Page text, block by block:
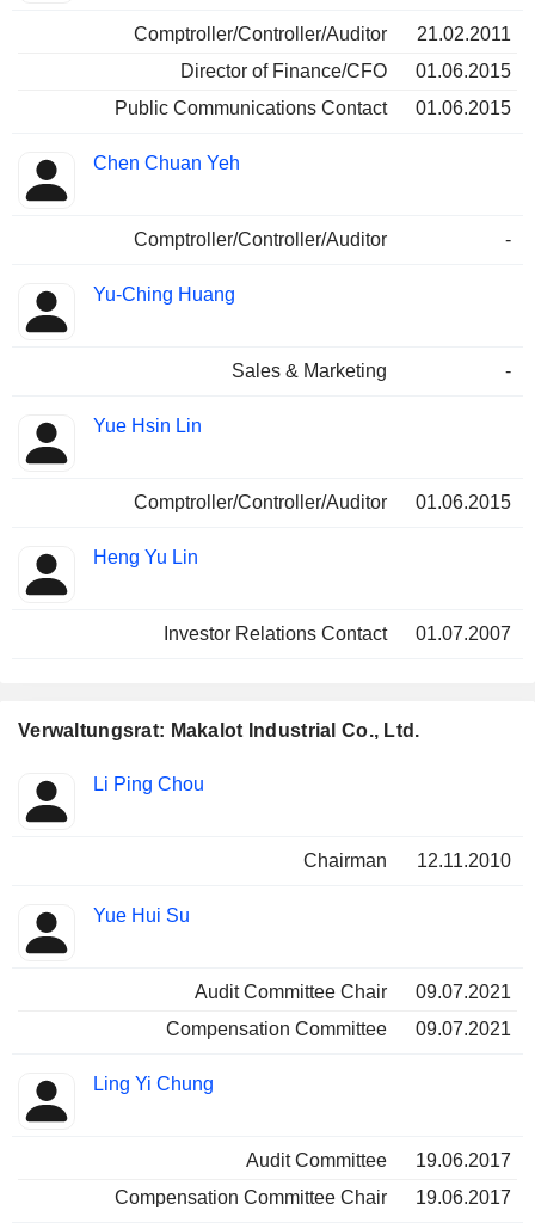
Comptroller/Controller/Auditor
21.02.2011
Director of Finance/CFO
01.06.2015
Public Communications Contact
01.06.2015
Chen Chuan Yeh
Comptroller/Controller/Auditor -
Yu-Ching Huang
Sales & Marketing -
Yue Hsin Lin
Comptroller/Controller/Auditor 01.06.2015
Heng Yu Lin
Investor Relations Contact 01.07.2007
Verwaltungsrat: Makalot Industrial Co., Ltd.
Verwaltungsratsmitglied
Li Ping Chou
Chairman 12.11.2010
Yue Hui Su
Audit Committee Chair
09.07.2021
Compensation Committee
09.07.2021
Ling Yi Chung
Audit Committee
19.06.2017
Compensation Committee Chair
19.06.2017